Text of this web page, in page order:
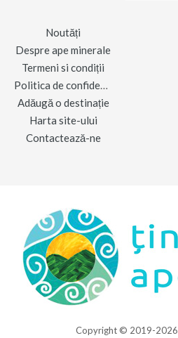
Noutăți
Despre ape minerale
Termeni si condiții
Politica de confidențialitate
Adăugă o destinație
Harta site-ului
Contactează-ne
Copyright © 2019-2026